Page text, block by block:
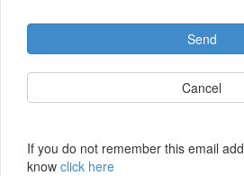
Send
Cancel
If you do not remember this email
know click here